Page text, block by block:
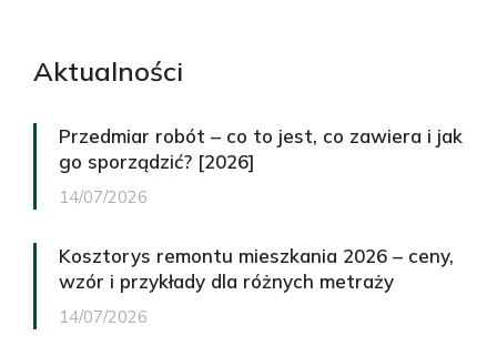
Aktualności
Przedmiar robót – co to jest, co zawiera i jak
go sporządzić? [2026]
14/07/2026
Kosztorys remontu mieszkania 2026 – ceny,
wzór i przykłady dla różnych metraży
14/07/2026